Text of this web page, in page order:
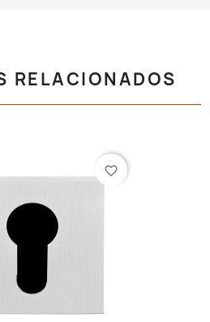
RELACIONADOS
favorite_border